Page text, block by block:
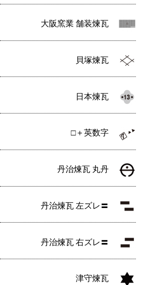
大阪窯業 舗装煉瓦
貝塚煉瓦
日本煉瓦
□＋英数字
丹治煉瓦 丸丹
丹治煉瓦 左ズレ〓
丹治煉瓦 右ズレ〓
津守煉瓦